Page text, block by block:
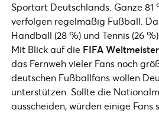
Sportart Deutschlands. Ganze
verfolgen regelmäßig Fußball.
Handball (28 %) und Tennis (26 %).
Mit Blick auf die FIFA
das Fernweh vieler Fans noch
deutschen Fußballfans wollen
unterstützen. Sollte die
ausscheiden, würden einige Fans